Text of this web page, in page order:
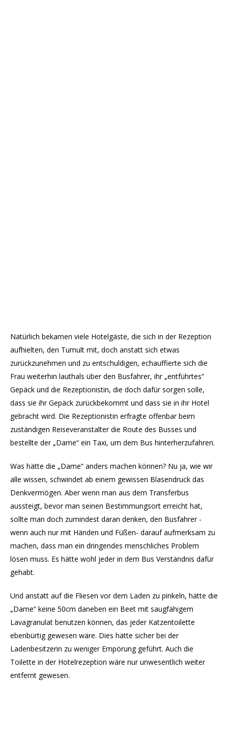
Natürlich bekamen viele Hotelgäste, die sich in der Rezeption
aufhielten, den Tumult mit, doch anstatt sich etwas
zurückzunehmen und zu entschuldigen, echauffierte sich die
Frau weiterhin lauthals über den Busfahrer, ihr „entführtes“
Gepäck und die Rezeptionistin, die doch dafür sorgen solle,
dass sie ihr Gepäck zurückbekommt und dass sie in ihr Hotel
gebracht wird. Die Rezeptionistin erfragte offenbar beim
zuständigen Reiseveranstalter die Route des Busses und
bestellte der „Dame“ ein Taxi, um dem Bus hinterherzufahren.
Was hätte die „Dame“ anders machen können? Nu ja, wie wir
alle wissen, schwindet ab einem gewissen Blasendruck das
Denkvermögen. Aber wenn man aus dem Transferbus
aussteigt, bevor man seinen Bestimmungsort erreicht hat,
sollte man doch zumindest daran denken, den Busfahrer -
wenn auch nur mit Händen und Füßen- darauf aufmerksam zu
machen, dass man ein dringendes menschliches Problem
lösen muss. Es hätte wohl jeder in dem Bus Verständnis dafür
gehabt.
Und anstatt auf die Fliesen vor dem Laden zu pinkeln, hätte die
„Dame“ keine 50cm daneben ein Beet mit saugfähigem
Lavagranulat benutzen können, das jeder Katzentoilette
ebenbürtig gewesen wäre. Dies hätte sicher bei der
Ladenbesitzerin zu weniger Empörung geführt. Auch die
Toilette in der Hotelrezeption wäre nur unwesentlich weiter
entfernt gewesen.